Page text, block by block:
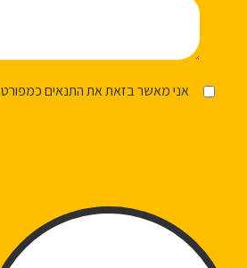
אני מאשר בזאת את התנאים כמפורט